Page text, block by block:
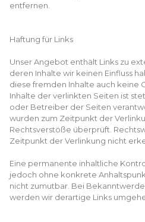
entfernen.
Haftung für Links
Unser Angebot enthält Links zu
deren Inhalte wir keinen Einfluss
diese fremden Inhalte auch keine
Inhalte der verlinkten Seiten ist
oder Betreiber der Seiten
wurden zum Zeitpunkt der
Rechtsverstöße überprüft.
Zeitpunkt der Verlinkung nicht
Eine permanente inhaltliche
jedoch ohne konkrete
nicht zumutbar. Bei
werden wir derartige Links